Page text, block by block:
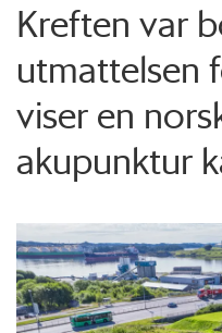
Kreften var
utmattelsen
viser en
akupunktur